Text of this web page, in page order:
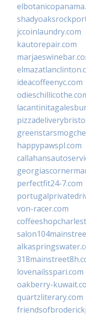
jccoinlaundry.com
kautorepair.com
ideacoffeenyc.com
happypawspl.com
perfectfit24-7.com
von-racer.com
lovenailsspari.com
oakberry-
quartzliterary.com